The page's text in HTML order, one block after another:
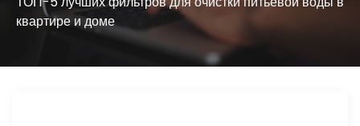
квартире и доме